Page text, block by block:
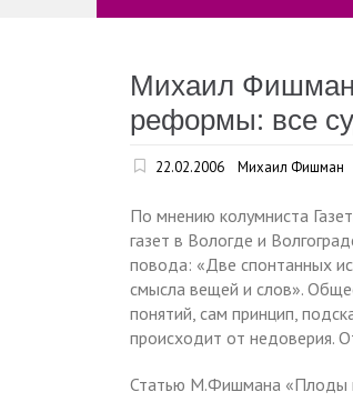
Михаил Фишман:
реформы: все
22.02.2006 Михаил Фишман
По мнению колумниста
газет в Вологде и
повода: «Две спонтанных
смысла вещей и слов».
понятий, сам принцип,
происходит от недоверия.
Статью М.Фишмана «Плоды